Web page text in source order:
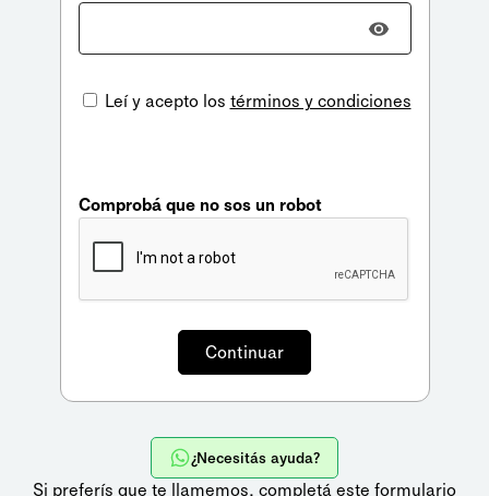
Leí y acepto los términos y condiciones
Comprobá que no sos un robot
¿Necesitás ayuda?
Si preferís que te llamemos, completá este formulario